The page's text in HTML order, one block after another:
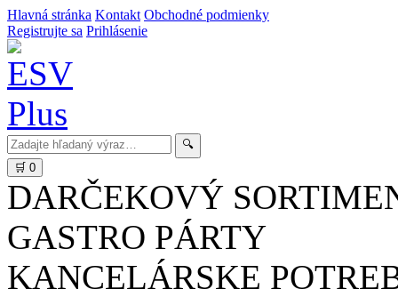
Hlavná stránka Kontakt Obchodné podmienky
Registrujte sa Prihlásenie
🔍
🛒 0
DARČEKOVÝ
GASTRO PÁRTY
KANCELÁRSKE